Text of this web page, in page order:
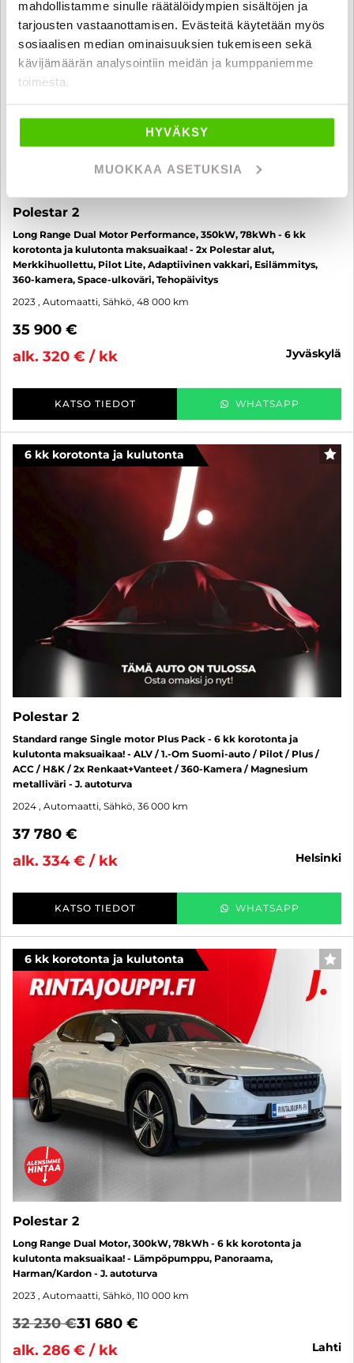
mahdollistamme sinulle räätälöidympien sisältöjen ja
tarjousten vastaanottamisen. Evästeitä käytetään myös
sosiaalisen median ominaisuuksien tukemiseen sekä
kävijämäärän analysointiin meidän ja kumppaniemme
toimesta.
HYVÄKSY
MUOKKAA ASETUKSIA
Polestar 2
Long Range Dual Motor Performance, 350kW, 78kWh - 6 kk
korotonta ja kulutonta maksuaikaa! - 2x Polestar alut,
Merkkihuollettu, Pilot Lite, Adaptiivinen vakkari, Esilämmitys,
360-kamera, Space-ulkoväri, Tehopäivitys
2023 , Automaatti, Sähkö, 48 000 km
35 900 €
alk. 320 € / kk
jyväskylä
KATSO TIEDOT WHATSAPP
6 kk korotonta ja kulutonta
Polestar 2
Standard range Single motor Plus Pack - 6 kk korotonta ja
kulutonta maksuaikaa! - ALV / 1.-Om Suomi-auto / Pilot / Plus /
ACC / H&K / 2x Renkaat+Vanteet / 360-Kamera / Magnesium
metalliväri - J. autoturva
2024 , Automaatti, Sähkö, 36 000 km
37 780 €
alk. 334 € / kk
helsinki
KATSO TIEDOT WHATSAPP
6 kk korotonta ja kulutonta
Polestar 2
Long Range Dual Motor, 300kW, 78kWh - 6 kk korotonta ja
kulutonta maksuaikaa! - Lämpöpumppu, Panoraama,
Harman/Kardon - J. autoturva
2023 , Automaatti, Sähkö, 110 000 km
32 230 €31 680 €
alk. 286 € / kk
lahti